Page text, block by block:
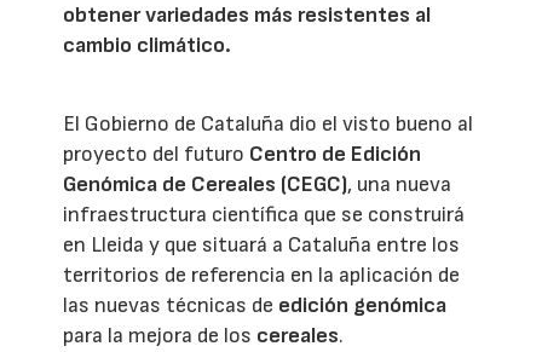
obtener variedades más resistentes al
cambio climático.
El Gobierno de Cataluña dio el visto bueno al
proyecto del futuro Centro de Edición
Genómica de Cereales (CEGC), una nueva
infraestructura científica que se construirá
en Lleida y que situará a Cataluña entre los
territorios de referencia en la aplicación de
las nuevas técnicas de edición genómica
para la mejora de los cereales.